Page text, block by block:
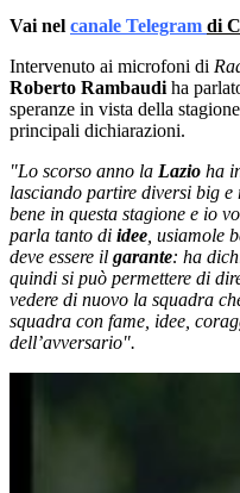
Vai nel canale Telegram di
Intervenuto ai microfoni di
Roberto Rambaudi ha
speranze in vista della
principali dichiarazioni.
"Lo scorso anno la Lazio ha
lasciando partire diversi big
bene in questa stagione e io
parla tanto di idee , usiamole
deve essere il garante: ha
quindi si può permettere di
vedere di nuovo la squadra
squadra con fame, idee,
dell’avversario".